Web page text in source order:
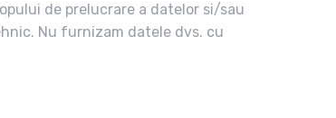
de prelucrare a datelor si/sau
Nu furnizam datele dvs. cu